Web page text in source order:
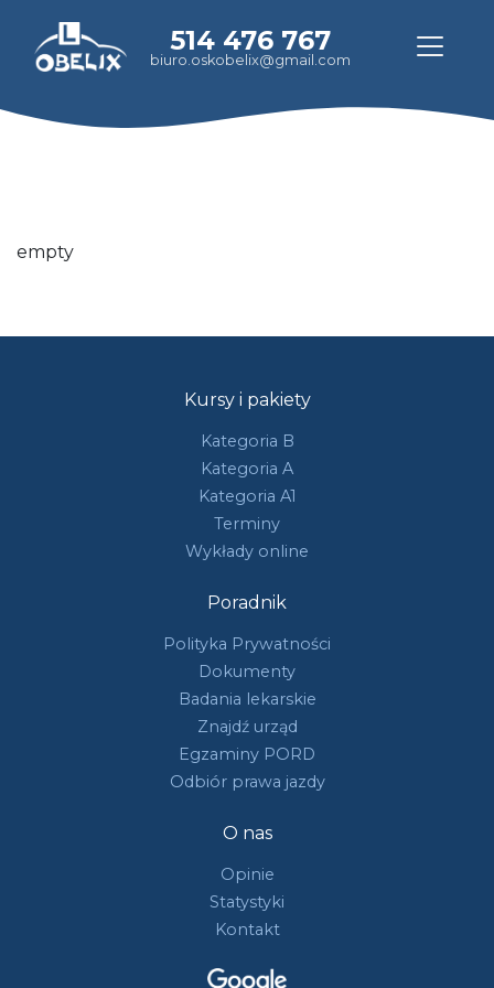
514 476 767
biuro.oskobelix@gmail.com
empty
Kursy i pakiety
Kategoria B
Kategoria A
Kategoria A1
Terminy
Wykłady online
Poradnik
Polityka Prywatności
Dokumenty
Badania lekarskie
Znajdź urząd
Egzaminy PORD
Odbiór prawa jazdy
O nas
Opinie
Statystyki
Kontakt